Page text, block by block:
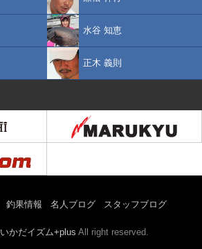
水谷 知恵
正木 義則
釣果情報 名人ブログ スタッフブログ
いかだイズム+plus All right reserved.